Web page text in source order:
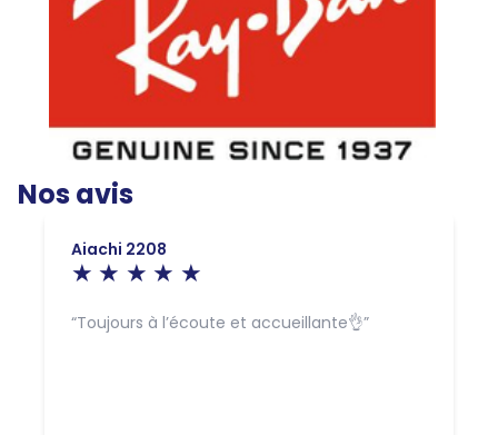
Nos avis
Aiachi 2208
Toujours à l’écoute et accueillante👌